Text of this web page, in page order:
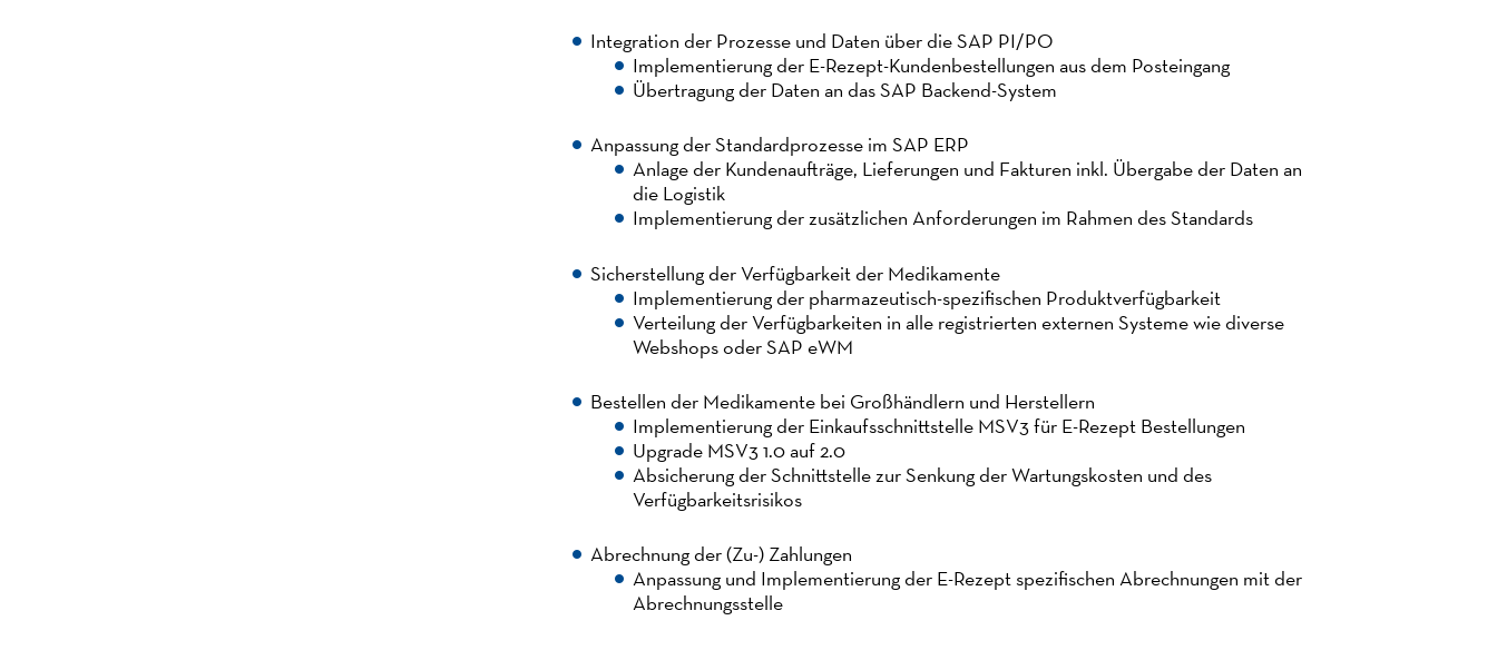
Integration der Prozesse und Daten über die SAP PI/PO
Implementierung der E-Rezept-Kundenbestellungen aus dem Posteingang
Übertragung der Daten an das SAP Backend-System
Anpassung der Standardprozesse im SAP ERP
Anlage der Kundenaufträge, Lieferungen und Fakturen inkl. Übergabe der Daten an
die Logistik
Implementierung der zusätzlichen Anforderungen im Rahmen des Standards
Sicherstellung der Verfügbarkeit der Medikamente
Implementierung der pharmazeutisch-spezifischen Produktverfügbarkeit
Verteilung der Verfügbarkeiten in alle registrierten externen Systeme wie diverse
Webshops oder SAP eWM
Bestellen der Medikamente bei Großhändlern und Herstellern
Implementierung der Einkaufsschnittstelle MSV3 für E-Rezept Bestellungen
Upgrade MSV3 1.0 auf 2.0
Absicherung der Schnittstelle zur Senkung der Wartungskosten und des
Verfügbarkeitsrisikos
Abrechnung der (Zu-) Zahlungen
Anpassung und Implementierung der E-Rezept spezifischen Abrechnungen mit der
Abrechnungsstelle